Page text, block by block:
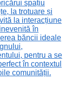
spațiu
la trotuare și
la interacțiune
în
băncii ideale
pentru a se
în contextul
comunității.